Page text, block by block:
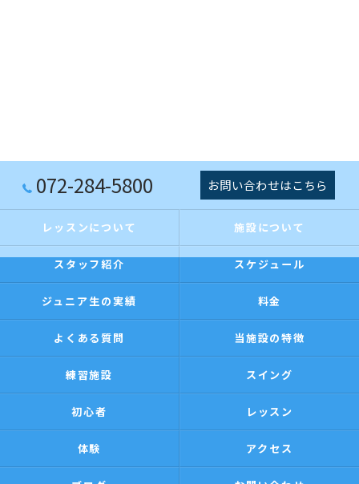
072-284-5800 お問い合わせはこちら
レッスンについて 施設について
スタッフ紹介 スケジュール
ジュニア生の実績 料金
よくある質問 当施設の特徴
練習施設 スイング
初心者 レッスン
体験 アクセス